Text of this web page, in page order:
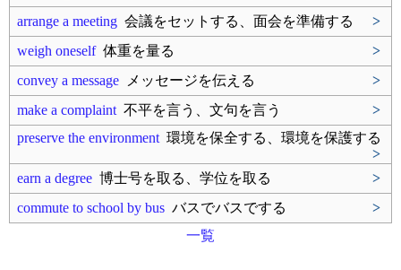
arrange a meeting 会議をセットする、面会を準備する
>
weigh oneself体重を量る
>
convey a message メッセージを伝える
>
make a complaint 不平を言う、文句を言う
>
preserve the environment 環境を保全する、環境を保護する
>
earn a degree 博士号を取る、学位を取る
>
commute to school by bus バスでバスでする
>
一覧